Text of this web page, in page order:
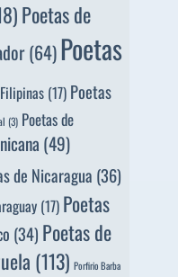
Poetas de
(64)Poetas
(17) Poetas
(3) Poetas de
(49)
de Nicaragua (36)
(17) Poetas
(34) Poetas de
(113) Porfirio Barba